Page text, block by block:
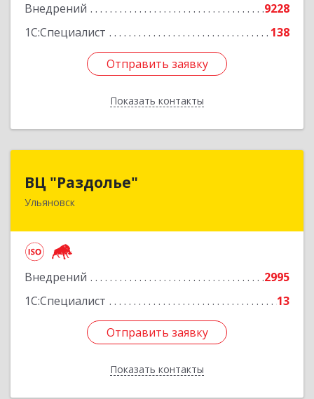
Внедрений
9228
1С:Специалист
138
Отправить заявку
Показать контакты
Отправить заявку
Назад
ВЦ "Раздолье"
Ульяновск
Внедрений
2995
1С:Специалист
13
Отправить заявку
Показать контакты
432001, Ульяновская обл, Ульяновск г, Марата
Отправить заявку
Назад